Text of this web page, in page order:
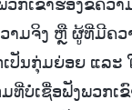
ກເຂົາຮ້ອງຂໍຄວ
າມຈິງ ຫຼື ຜູ້ທີ່ມີຄ
ເປັນກຸ່ມຍ່ອຍ ແລ
ບໍ່ເຊື່ອຟັງພວກເ